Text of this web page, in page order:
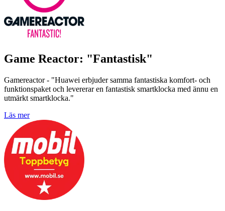
Game Reactor: "Fantastisk"
Gamereactor - "Huawei erbjuder samma fantastiska komfort- och
funktionspaket och levererar en fantastisk smartklocka med ännu en
utmärkt smartklocka."
Läs mer